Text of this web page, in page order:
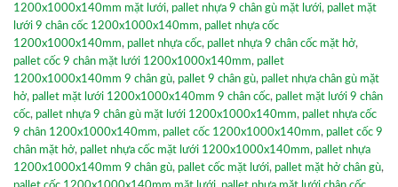
1200x1000x140mm mặt lưới, pallet nhựa 9 chân gù mặt lưới, pallet mặt
lưới 9 chân cốc 1200x1000x140mm, pallet nhựa cốc
1200x1000x140mm, pallet nhựa cốc, pallet nhựa 9 chân cốc mặt hở,
pallet cốc 9 chân mặt lưới 1200x1000x140mm, pallet
1200x1000x140mm 9 chân gù, pallet 9 chân gù, pallet nhựa chân gù mặt
hở, pallet mặt lưới 1200x1000x140mm 9 chân cốc, pallet mặt lưới 9 chân
cốc, pallet nhựa 9 chân gù mặt lưới 1200x1000x140mm, pallet nhựa cốc
9 chân 1200x1000x140mm, pallet cốc 1200x1000x140mm, pallet cốc 9
chân mặt hở, pallet nhựa cốc mặt lưới 1200x1000x140mm, pallet nhựa
1200x1000x140mm 9 chân gù, pallet cốc mặt lưới, pallet mặt hở chân gù,
pallet cốc 1200x1000x140mm mặt lưới, pallet nhựa mặt lưới chân cốc,